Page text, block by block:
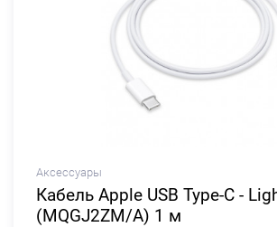
Аксессуары
Кабель Apple USB Type-C -
(MQGJ2ZM/A) 1 м